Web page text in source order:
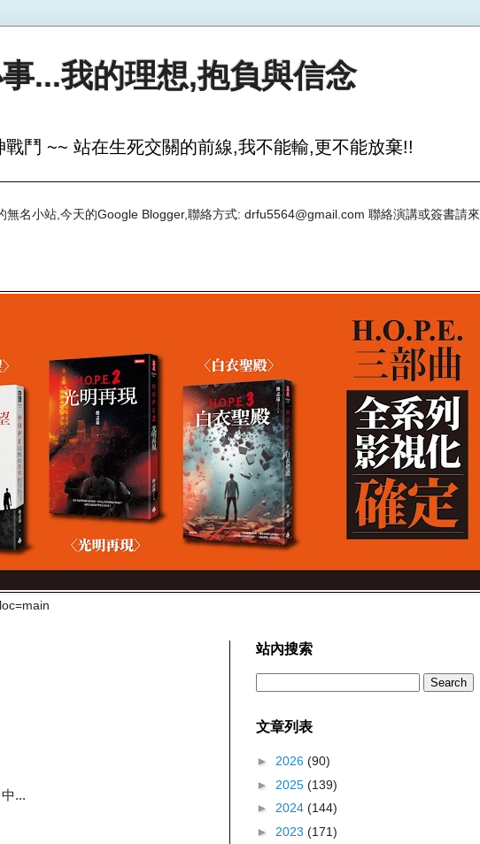
...我的理想,抱負與信念
鬥 ~~ 站在生死交關的前線,我不能輸,更不能放棄!!
無名小站,今天的Google Blogger,聯絡方式: drfu5564@gmail.com 聯絡演講或簽書請來
...
站內搜索
文章列表
► 2026 (90)
► 2025 (139)
► 2024 (144)
► 2023 (171)